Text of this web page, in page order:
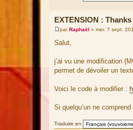
EXTENSION :
M
e
s
a
g
e
parRaphaël » mer. 7 sept.
Salut,
j’ai vu une modification
permet de dévoiler un
Voici le code à modifier :
Si quelqu’un ne
Traduire en